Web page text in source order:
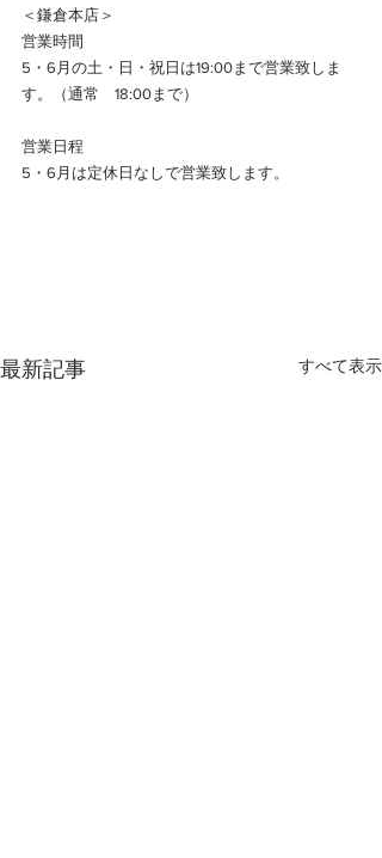
＜鎌倉本店＞
営業時間
5・6月の土・日・祝日は19:00まで営業致しま
す。（通常　18:00まで）
営業日程
5・6月は定休日なしで営業致します。
最新記事 すべて表示